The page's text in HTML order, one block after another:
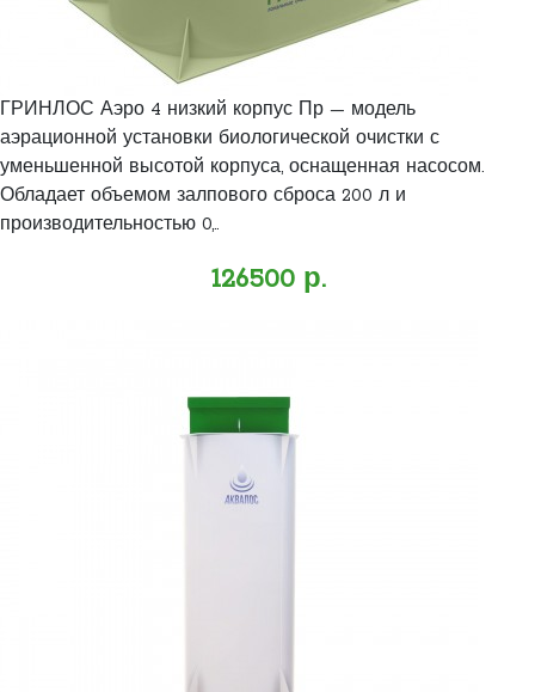
ГРИНЛОС Аэро 4 низкий корпус Пр — модель
аэрационной установки биологической очистки с
уменьшенной высотой корпуса, оснащенная насосом.
Обладает объемом залпового сброса 200 л и
производительностью 0,..
126500 р.